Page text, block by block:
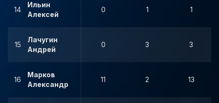
14
Ильин
Алексей
0 1 1
15
Лачугин
Андрей
0 3 3
16
Марков
Александр
11 2 13